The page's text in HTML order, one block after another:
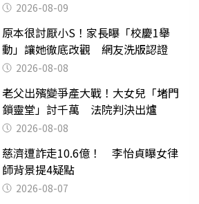
2026-08-09
原本很討厭小S！家長曝「校慶1舉
動」讓她徹底改觀 網友洗版認證
2026-08-08
老父出殯變爭產大戰！大女兒「堵門
鎖靈堂」討千萬 法院判決出爐
2026-08-08
慈濟遭詐走10.6億！ 李怡貞曝女律
師背景提4疑點
2026-08-07